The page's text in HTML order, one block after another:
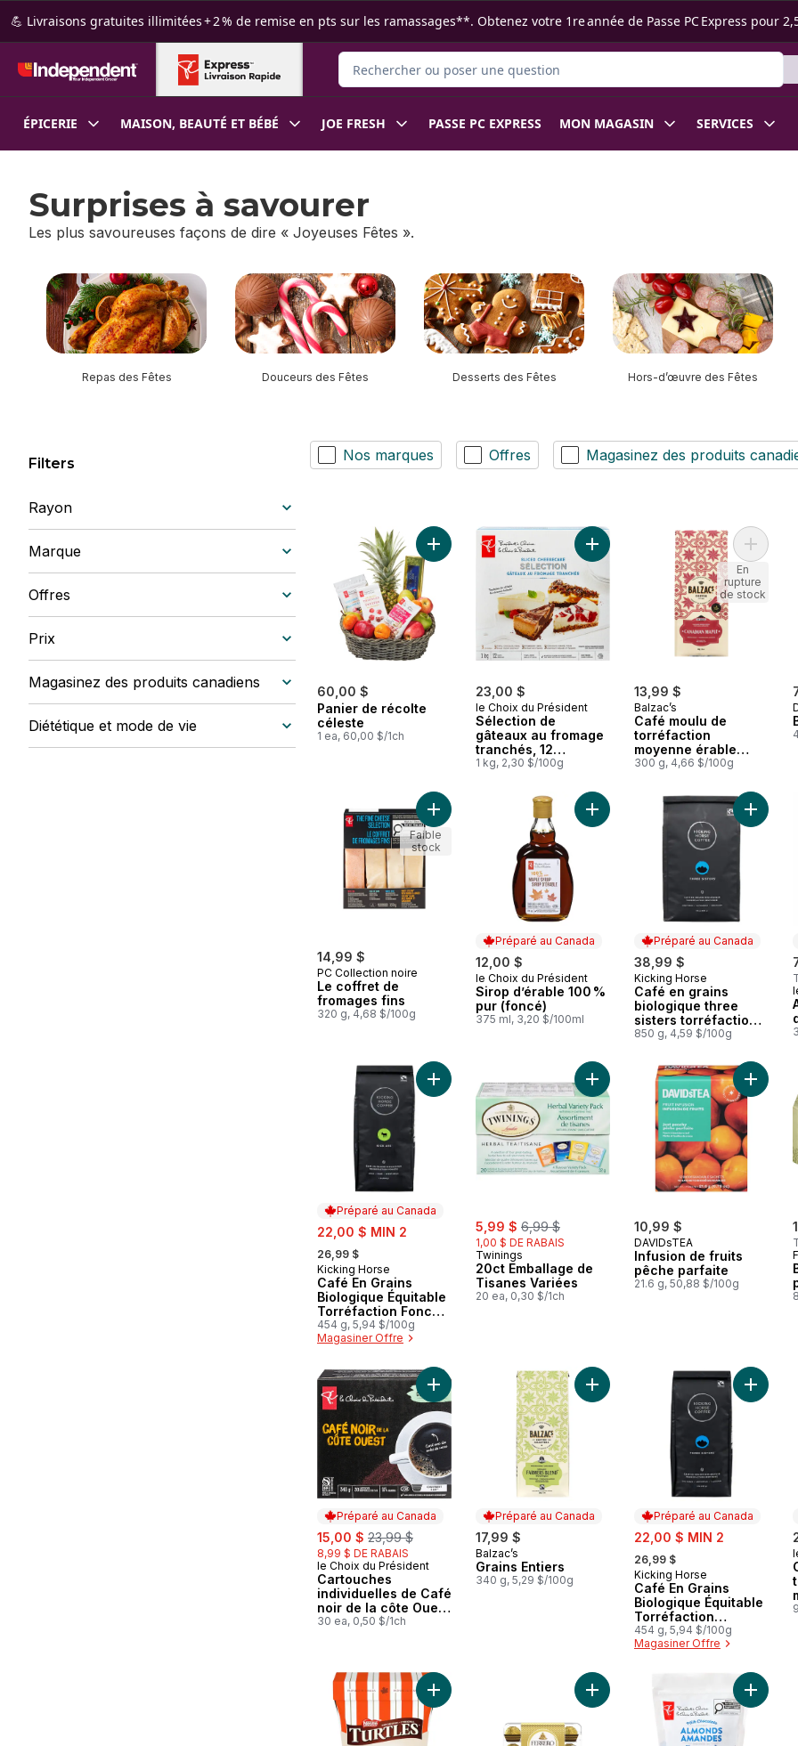
Passer au contenu principal
Passer au pied de page
💪 Livraisons gratuites illimitées + 2 % de remise en pts sur les ramassages**. Obtenez votre 1re année de Passe PC Express pour
Rechercher des produits
ÉPICERIE MAISON, BEAUTÉ ET BÉBÉ JOE FRESH PASSE PC EXPRESS MON MAGASIN SERVICES
Surprises à savourer
Les plus savoureuses façons de dire « Joyeuses Fêtes ».
sauter Surprises à savourer
Repas des Fêtes Douceurs des Fêtes Desserts des Fêtes Hors-d’œuvre des Fêtes
Filters
Rayon
Marque
Offres
Prix
Magasinez des produits canadiens
Diététique et mode de vie
Nos marques Offres Magasinez des produits
60,00 $
Panier de récolte
céleste
1 ea, 60,00 $/1ch
Ajouter Panier de récolte céleste au panier
23,00 $
le Choix du Président
Sélection de
gâteaux au fromage
tranchés, 12
tranches
1 kg, 2,30 $/100g
Ajouter Sélection de gâteaux au
13,99 $
Balzac’s
Café moulu de
torréfaction
moyenne érable
canadien
300 g, 4,66 $/100g
Ajouter
En
rupture
de stock
14,99 $
PC Collection noire
Le coffret de
fromages fins
320 g, 4,68 $/100g
Ajouter Le coffret de fromages fins au panier
Faible
stock
Préparé au Canada
12,00 $
Préparé au Canada
le Choix du Président
Sirop d’érable 100 %
pur (foncé)
375 ml, 3,20 $/100ml
Ajouter Sirop d’érable 100 % pur
Préparé au Canada
38,99 $
Préparé au Canada
Kicking Horse
Café en grains
biologique three
sisters torréfaction
moyenne
850 g, 4,59 $/100g
Ajouter
Préparé au Canada
sale:
22,00 $ MIN 2
, formerly:
26,99 $
Préparé au Canada
Kicking Horse
Café En Grains
Biologique Équitable
Torréfaction Foncée,
Kick Ass
454 g, 5,94 $/100g
Magasiner Offre
Ajouter Café En Grains Biologique Équitable Torréfaction
sale:
5,99 $ , formerly:
6,99 $
1,00 $ DE RABAIS
Twinings
20ct Emballage de
Tisanes Variées
20 ea, 0,30 $/1ch
Ajouter 20ct Emballage de Tisanes
10,99 $
DAVIDsTEA
Infusion de fruits
pêche parfaite
21.6 g, 50,88 $/100g
Ajouter
Préparé au Canada
sale:
15,00 $ , formerly:
23,99 $
8,99 $ DE RABAIS
Préparé au Canada
le Choix du Président
Cartouches
individuelles de Café
noir de la côte Ouest
Gourmet
30 ea, 0,50 $/1ch
Ajouter Cartouches individuelles de Café noir de la côte
Préparé au Canada
17,99 $
Préparé au Canada
Balzac’s
Grains Entiers
340 g, 5,29 $/100g
Ajouter Grains Entiers au panier
Préparé au Canada
sale:
22,00 $ MIN 2
, formerly:
26,99 $
Préparé au Canada
Kicking Horse
Café En Grains
Biologique Équitable
Torréfaction
Moyenne , Three
Sisters
454 g, 5,94 $/100g
Magasiner Offre
Ajouter
Ajouter Chocolats Des Fêtes Recette Classique au panier
Ajouter Boîte-cadeau de chocolats
Ajouter